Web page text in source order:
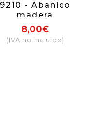
9210 - Abanico
madera
sublimación
Camino de
Santiago
8,00€
(IVA no incluido)